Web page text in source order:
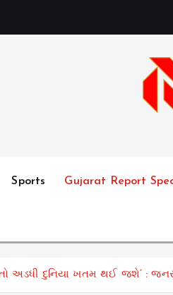
Sports Gujarat Report
અડધી દુનિયા ખતમ થઈ જશે’ :